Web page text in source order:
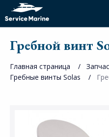
Гребной винт
Главная страница
Гребные винты Solas